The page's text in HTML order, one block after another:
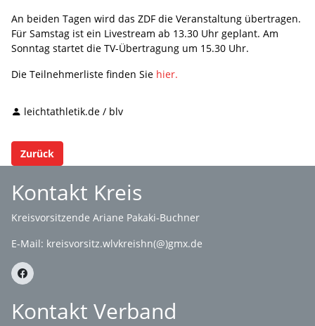
An beiden Tagen wird das ZDF die Veranstaltung übertragen.
Für Samstag ist ein Livestream ab 13.30 Uhr geplant. Am
Sonntag startet die TV-Übertragung um 15.30 Uhr.
Die Teilnehmerliste finden Sie hier.
leichtathletik.de / blv
Zurück
Kontakt Kreis
Kreisvorsitzende Ariane Pakaki-Buchner
E-Mail: kreisvorsitz.wlvkreishn(@)gmx.de
Kontakt Verband